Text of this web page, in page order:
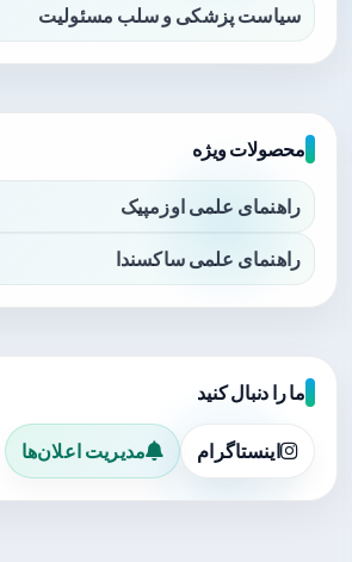
سیاست پزشکی و سلب مسئولیت
محصولات ویژه
راهنمای علمی اوزمپیک
راهنمای علمی ساکسندا
ما را دنبال کنید
اینستاگرام مدیریت اعلان‌ها